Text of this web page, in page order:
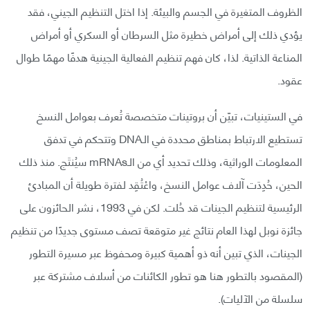
الظروف المتغيرة في الجسم والبيئة. إذا اختل التنظيم الجيني، فقد
يؤدي ذلك إلى أمراض خطيرة مثل السرطان أو السكري أو أمراض
المناعة الذاتية. لذا، كان فهم تنظيم الفعالية الجينية هدفًا مهمًا طوال
عقود.
في الستينيات، تبيّن أن بروتينات متخصصة تُعرف بعوامل النسخ
تستطيع الارتباط بمناطق محددة في الـDNA وتتحكم في تدفق
المعلومات الوراثية، وذلك تحديد أي من الـmRNAs سيُنتَج. منذ ذلك
الحين، حُدِدَت آلاف عوامل النسخ، واعْتُقِد لفترة طويلة أن المبادئ
الرئيسية لتنظيم الجينات قد حُلت. لكن في 1993، نشر الحائزون على
جائزة نوبل لهذا العام نتائج غير متوقعة تصف مستوى جديدًا من تنظيم
الجينات، الذي تبين أنه ذو أهمية كبيرة ومحفوظ عبر مسيرة التطور
(المقصود بالتطور هنا هو تطور الكائنات من أسلاف مشتركة عبر
سلسلة من الآليات).